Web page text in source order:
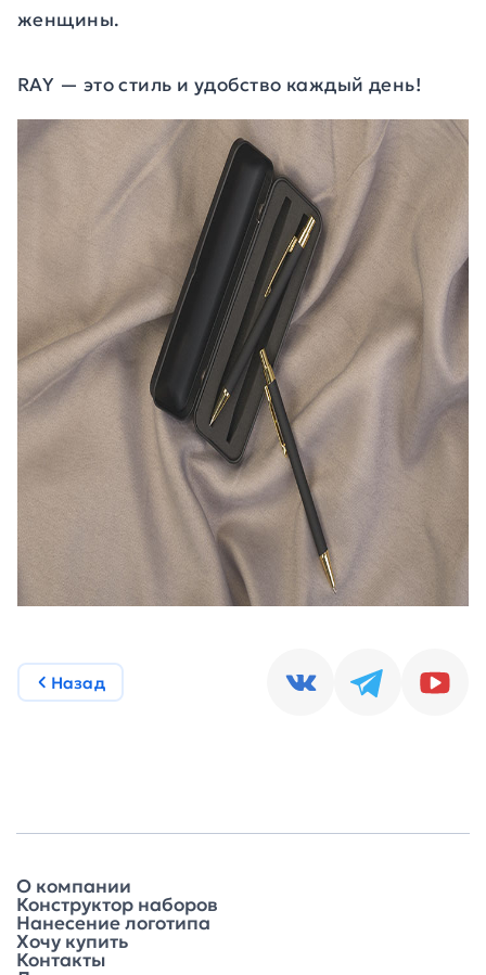
женщины.
RAY — это стиль и удобство каждый день!
Назад
О компании
Конструктор наборов
Нанесение логотипа
Хочу купить
Контакты